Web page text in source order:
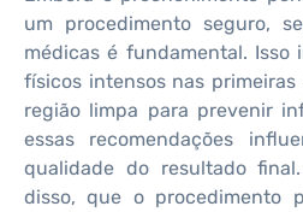
um procedimento seguro,
médicas é fundamental. Isso
físicos intensos nas primeiras
região limpa para prevenir
essas recomendações
qualidade do resultado
disso, que o procedimento